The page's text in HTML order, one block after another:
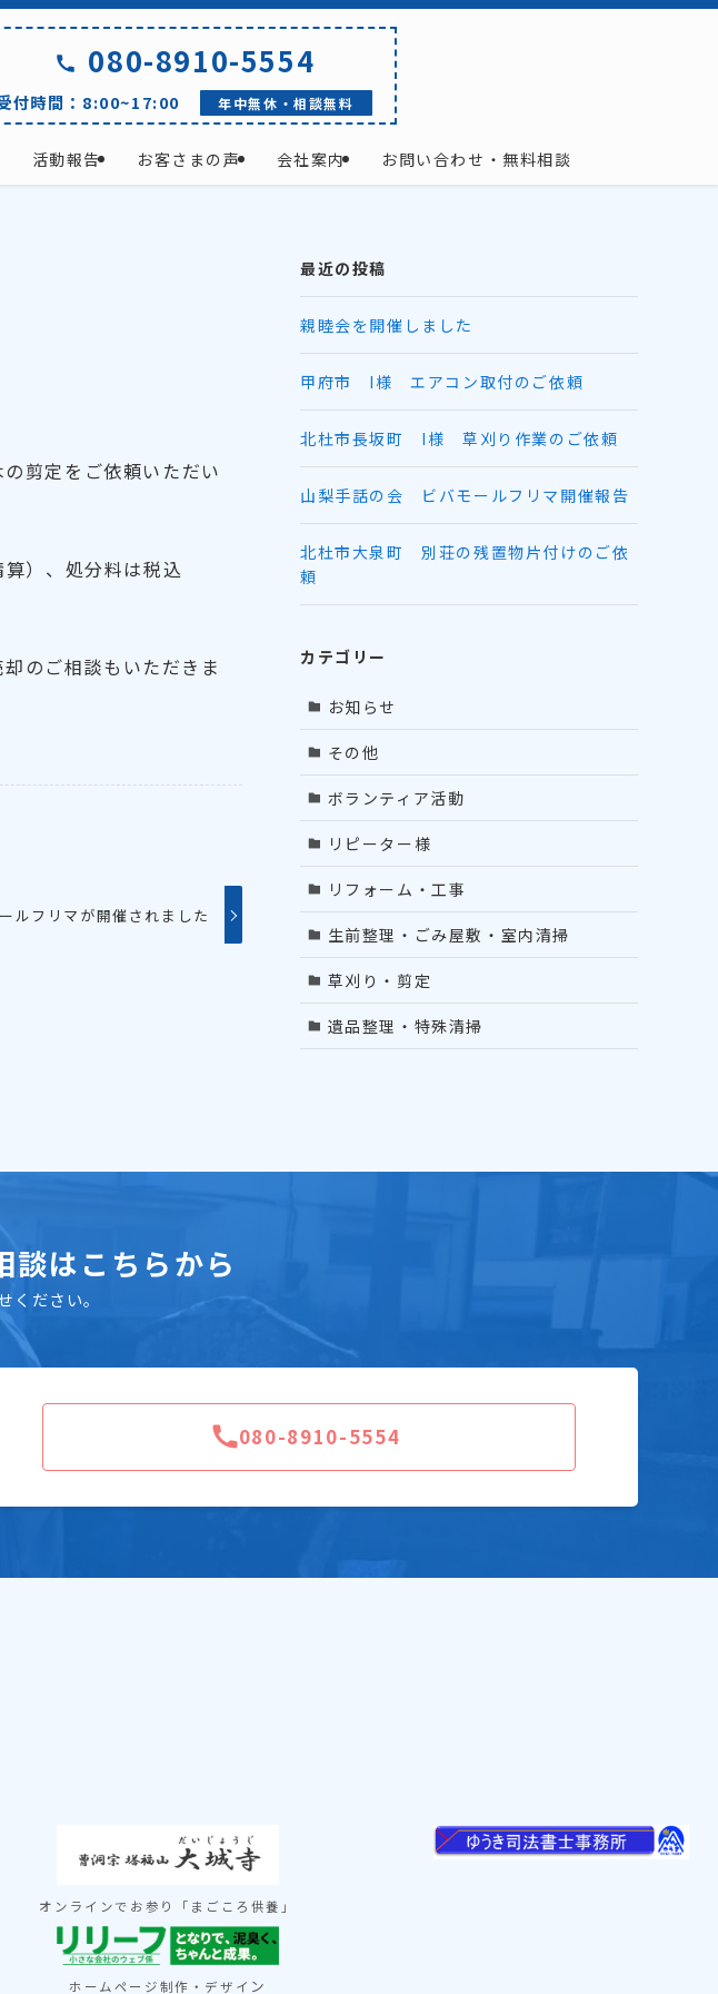
活動報告 お客さまの声 会社案内 お問い合わせ・無料相談
080-8910-5554
付時間：8:00~17:00 年中無休・相談無料
剪定をご依頼いただい
）、処分料は税込
のご相談もいただきま
ルフリマが開催されました
最近の投稿
親睦会を開催しました
甲府市 I様 エアコン取付のご依頼
北杜市長坂町 I様 草刈り作業のご依頼
山梨手話の会 ビバモールフリマ開催報告
北杜市大泉町 別荘の残置物片付けのご依
頼
カテゴリー
お知らせ
その他
ボランティア活動
リピーター様
リフォーム・工事
生前整理・ごみ屋敷・室内清掃
草刈り・剪定
遺品整理・特殊清掃
談はこちらから
ください。
080-8910-5554
オンラインでお参り「まごころ供養」
ホームページ制作・デザイ ン